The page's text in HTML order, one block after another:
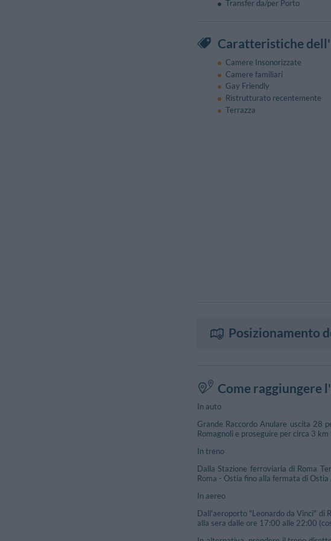
Transfer da/per Porto
Caratteristiche
Camere Insonorizzate
Camere familiari
Gay Friendly
Ristrutturato recentemente
Terrazza
Posizionamento
Come raggiungere
In auto
Grande Raccordo Anulare uscita 28
Romagnoli e proseguire per circa 3
In treno
Dalla Stazione ferroviaria di Roma
Roma - Ostia fino alla fermata di
In aereo
Dall'aeroporto "Leonardo da Vinci" di
alla sera dalle ore 17:00 alle 22:00